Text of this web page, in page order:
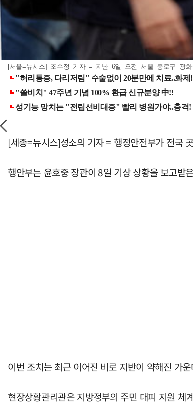
[서울=뉴시스] 조수정 기자 = 지난 6일 오전 서울 종로구 광
[세종=뉴시스]성소의 기자 = 행정안전부가 전국
행안부는 윤호중 장관이 8일 기상 상황을 보고받
이번 조치는 최근 이어진 비로 지반이 약해진 가
현장상황관리관은 지방정부의 주민 대피 지원 체